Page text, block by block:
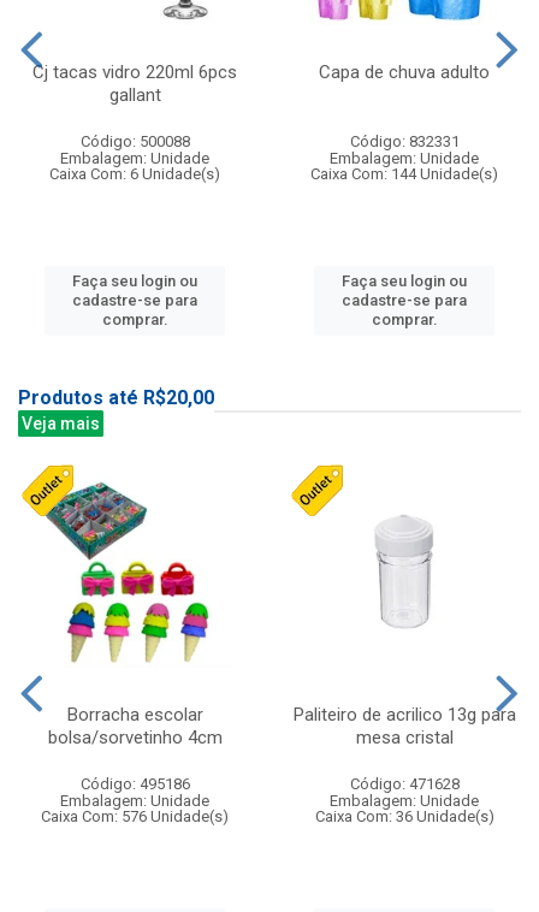
Cj tacas vidro 220ml 6pcs
gallant
Código: 500088
Embalagem: Unidade
Caixa Com: 6 Unidade(s)
Faça seu login ou
cadastre-se para
comprar.
Capa de chuva adulto
Código: 832331
Embalagem: Unidade
Caixa Com: 144 Unidade(s)
Faça seu login ou
cadastre-se para
comprar.
Produtos até R$20,00
Veja mais
Borracha escolar
bolsa/sorvetinho 4cm
Código: 495186
Embalagem: Unidade
Caixa Com: 576 Unidade(s)
Paliteiro de acrilico 13g para
mesa cristal
Código: 471628
Embalagem: Unidade
Caixa Com: 36 Unidade(s)